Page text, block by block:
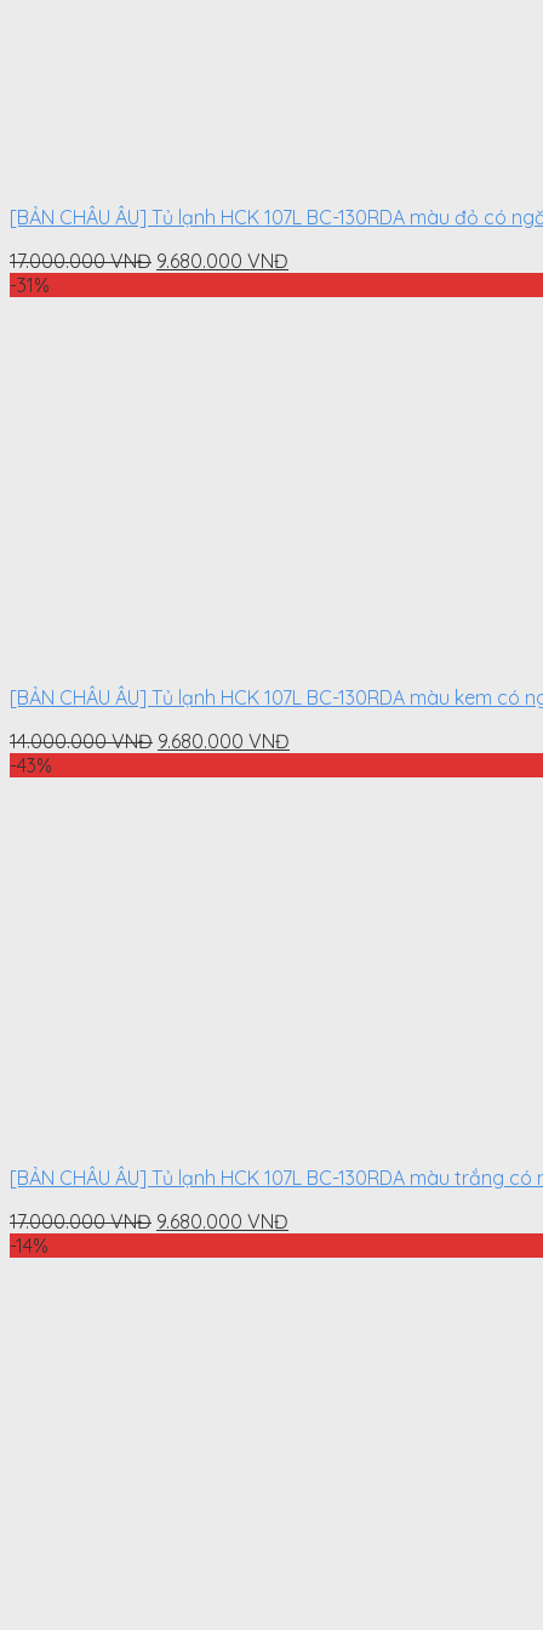
[BẢN CHÂU ÂU] Tủ lạnh HCK 107L BC-130RDA màu đỏ có
17.000.000VNĐ Original
9.680.000 VNĐ
-31%
[BẢN CHÂU ÂU] Tủ lạnh HCK 107L BC-130RDA màu kem
14.000.000VNĐ Original
9.680.000 VNĐ
-43%
[BẢN CHÂU ÂU] Tủ lạnh HCK 107L BC-130RDA màu trắng
17.000.000VNĐ Original
9.680.000 VNĐ
-14%